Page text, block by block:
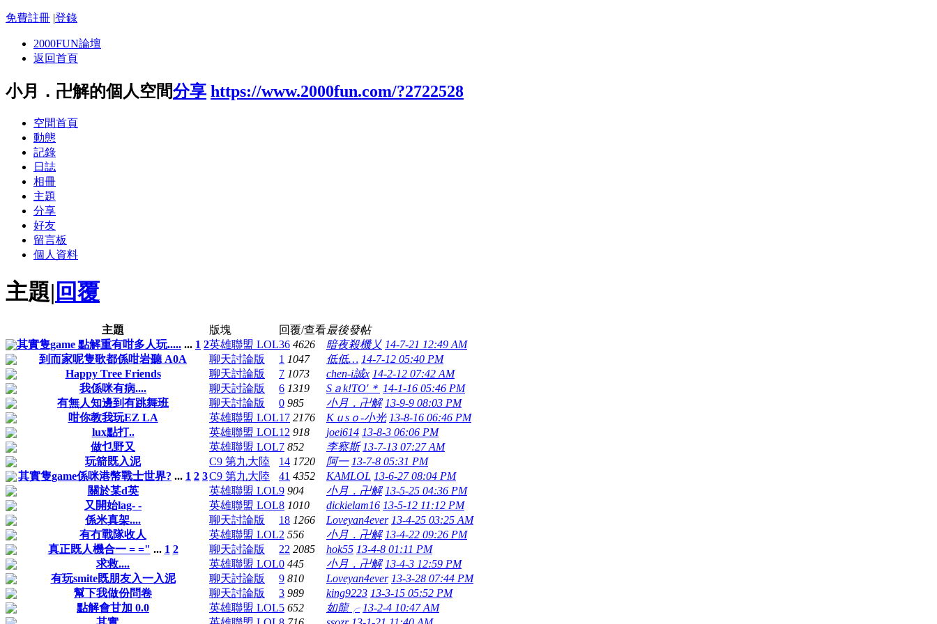
免費註冊 |登錄
2000FUN論壇
返回首頁
小月．卍解的個人空間分享 https://www.2000fun.com/?2722528
空間首頁
動態
記錄
日誌
相冊
主題
分享
好友
留言板
個人資料
主題| 回覆
主題 版塊 回覆/查看最後發帖
其實隻game 點解重有咁多人玩..... ... 1 2英雄聯盟 LOL36 4626 暗夜殺機乂 14-7-21 12:49 AM
到而家呢隻歌都係咁岩聽 A0A
聊天討論版 1 1047 低低… 14-7-12 05:40 PM
Happy Tree Friends
聊天討論版 7 1073 chen-i誠x 14-2-12 07:42 AM
我係咪有病....
聊天討論版 6 1319 Sａk!TO′＊ 14-1-16 05:46 PM
有無人知邊到有跳舞班
聊天討論版 0 985 小月．卍解 13-9-9 08:03 PM
咁你教我玩EZ LA
英雄聯盟 LOL17 2176 Kｕsｏ-小光 13-8-16 06:46 PM
lux點打..
英雄聯盟 LOL12 918 joei614 13-8-3 06:06 PM
做乜野又
英雄聯盟 LOL7 852 李察斯 13-7-13 07:27 AM
玩箭既入泥
C9 第九大陸 14 1720 阿一 13-7-8 05:31 PM
其實隻game係咪港幣戰士世界? ... 1 2 3C9 第九大陸 41 4352 KAMLOL 13-6-27 08:04 PM
關於某d英
英雄聯盟 LOL9 904 小月．卍解 13-5-25 04:36 PM
又開始lag- -
英雄聯盟 LOL8 1010 dickielam16 13-5-12 11:12 PM
係米真架....
聊天討論版 18 1266 Loveyan4ever 13-4-25 03:25 AM
有冇戰隊收人
英雄聯盟 LOL2 556 小月．卍解 13-4-22 09:26 PM
真正既人機合一 = =" ... 1 2 聊天討論版 22 2085 hok55 13-4-8 01:11 PM
求救....
英雄聯盟 LOL0 445 小月．卍解 13-4-3 12:59 PM
有玩smite既朋友入一入泥
聊天討論版 9 810 Loveyan4ever 13-3-28 07:44 PM
幫下我做份問卷
聊天討論版 3 989 king9223 13-3-15 05:52 PM
點解會甘加 0.0
英雄聯盟 LOL5 652 如龍╭ 13-2-4 10:47 AM